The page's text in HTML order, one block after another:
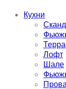
Кухни
Терра
Лофт
Шале